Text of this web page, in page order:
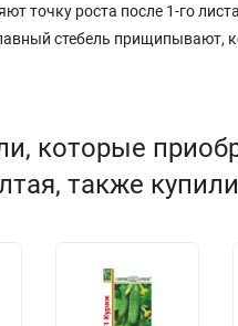
точку роста после 1-го
стебель прищипывают,
которые
также купили